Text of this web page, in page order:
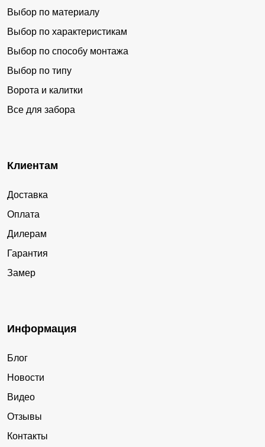
Выбор по материалу
Выбор по характеристикам
Выбор по способу монтажа
Выбор по типу
Ворота и калитки
Все для забора
Клиентам
Доставка
Оплата
Дилерам
Гарантия
Замер
Информация
Блог
Новости
Видео
Отзывы
Контакты